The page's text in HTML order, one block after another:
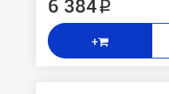
6 384 ₽
+